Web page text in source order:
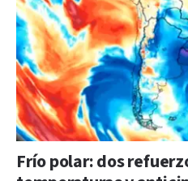
Frío polar: dos